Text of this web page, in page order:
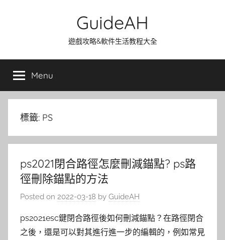
GuideAH
遊戲攻略&軟件生活教程大全
Menu
標籤: PS
ps2021閉合路徑怎麼刪減錨點? ps路
徑刪除錨點的方法
Posted on 2022-03-18 by GuideAH
ps2021esc鍵閉合路徑後如何刪減錨點？在路徑閉合
之後，還是可以對其進行進一步的編輯的，例如常見